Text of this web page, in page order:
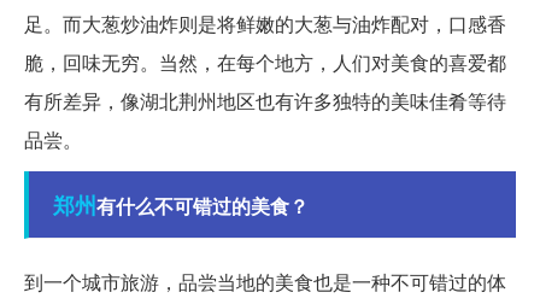
足。而大葱炒油炸则是将鲜嫩的大葱与油炸配对，口感香
脆，回味无穷。当然，在每个地方，人们对美食的喜爱都
有所差异，像湖北荆州地区也有许多独特的美味佳肴等待
品尝。
郑州有什么不可错过的美食？
到一个城市旅游，品尝当地的美食也是一种不可错过的体